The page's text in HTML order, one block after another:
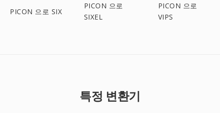
PICON 으로 SIX
PICON 으로
SIXEL
PICON 으로
VIPS
특정 변환기